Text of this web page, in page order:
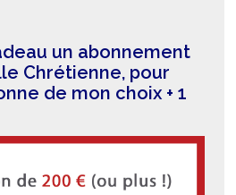
un abonnement
Chrétienne, pour
de mon choix + 1